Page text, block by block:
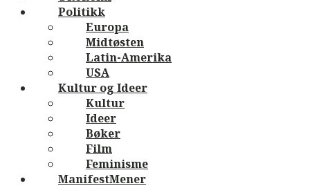
Politikk
Europa
Midtøsten
Latin-Amerika
USA
Kultur og Ideer
Kultur
Ideer
Bøker
Film
Feminisme
ManifestMener